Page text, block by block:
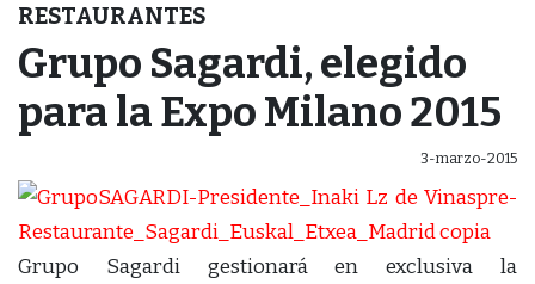
RESTAURANTES
Grupo Sagardi, elegido
para la Expo Milano 2015
3-marzo-2015
Grupo Sagardi gestionará en exclusiva la